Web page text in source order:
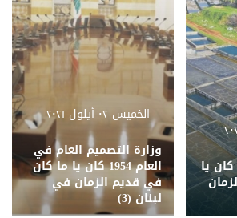
يا
الخميس ٠٢ أيلول ٢٠٢١
وزارة التصميم العام في
العام 1954 كان يا ما كان
في قديم الزمان في
لبنان (3)